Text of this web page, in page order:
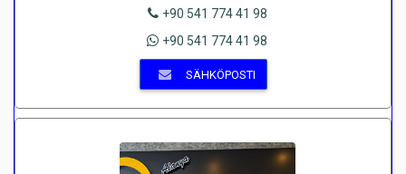
+90 541 774 41 98
+90 541 774 41 98
SÄHKÖPOSTI